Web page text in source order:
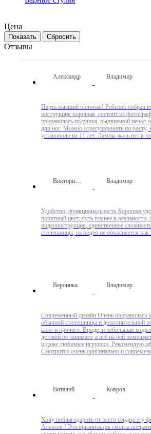
Цена
Сбросить
Отзывы
Александр Владимир
Парта высший пилотаж! Ребенок собрал
инструкция хорошая, состоит из
понравилась подушка, выдвижной пенал-
для ног. Можно отрегулировать по
установили на 11 лет. Лампы жаль нет в
Виктория Ш. Владимир
Удобство, функциональность Хорошая
приятный цвет, чуть темнее в реальности,
видеоинструкция, единственное
столешницы, на видео не объясняется как
Вероника Владимир
Современный дизайн Очень понравилась
обычной столешницы и дополнительной
книг и прочего. Вроде, и небольшая
детской не занимает, а всё на ней
и даже любимые игрушки. Рекомендую
Смотрится очень оригинально и
Виталий Ковров
Хочу поблагодарить от всего сердца эту
Алексея ! Эта организация смогла